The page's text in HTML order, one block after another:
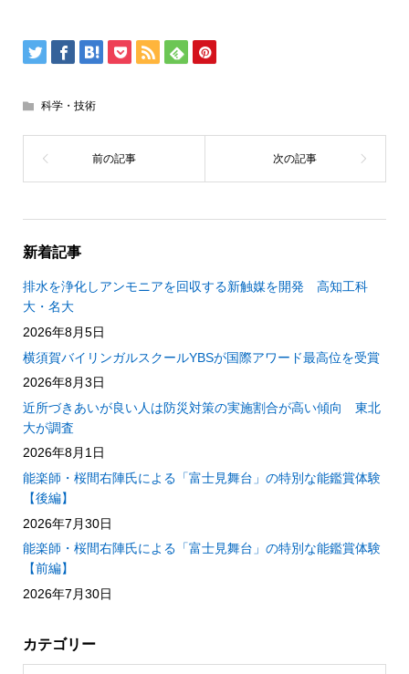
科学・技術
新着記事
排水を浄化しアンモニアを回収する新触媒を開発 高知工科
大・名大
2026年8月5日
横須賀バイリンガルスクールYBSが国際アワード最高位を受賞
2026年8月3日
近所づきあいが良い人は防災対策の実施割合が高い傾向 東北
大が調査
2026年8月1日
能楽師・桜間右陣氏による「富士見舞台」の特別な能鑑賞体験
【後編】
2026年7月30日
能楽師・桜間右陣氏による「富士見舞台」の特別な能鑑賞体験
【前編】
2026年7月30日
カテゴリー